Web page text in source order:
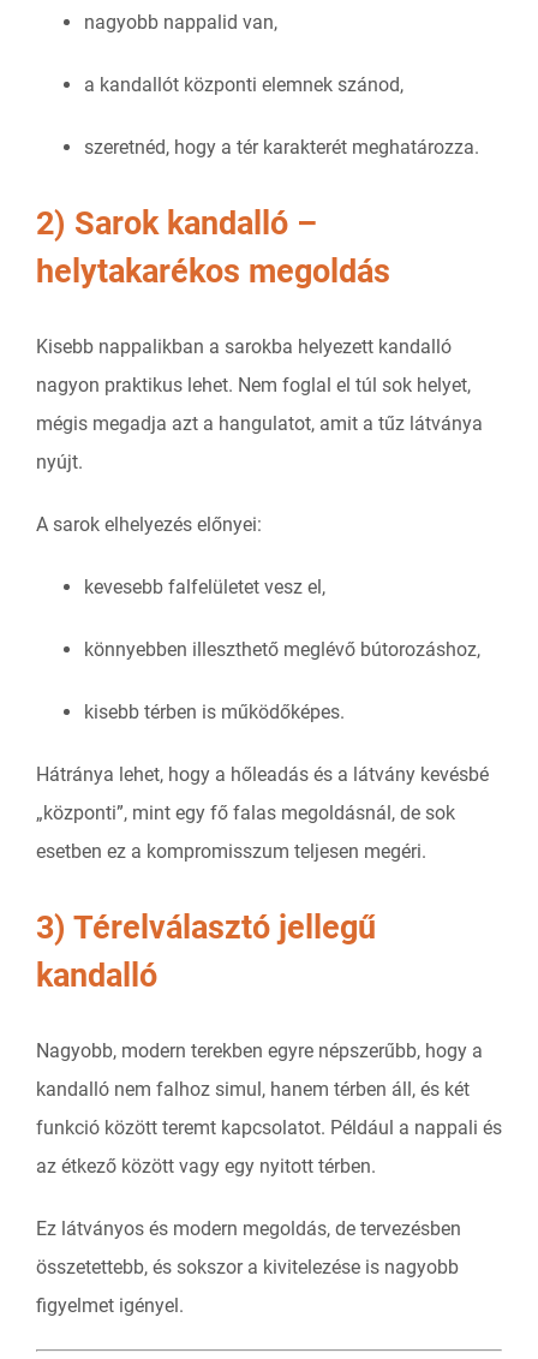
nagyobb nappalid van,
a kandallót központi elemnek szánod,
szeretnéd, hogy a tér karakterét meghatározza.
2) Sarok kandalló –
helytakarékos megoldás
Kisebb nappalikban a sarokba helyezett kandalló
nagyon praktikus lehet. Nem foglal el túl sok helyet,
mégis megadja azt a hangulatot, amit a tűz látványa
nyújt.
A sarok elhelyezés előnyei:
kevesebb falfelületet vesz el,
könnyebben illeszthető meglévő bútorozáshoz,
kisebb térben is működőképes.
Hátránya lehet, hogy a hőleadás és a látvány kevésbé
„központi”, mint egy fő falas megoldásnál, de sok
esetben ez a kompromisszum teljesen megéri.
3) Térelválasztó jellegű
kandalló
Nagyobb, modern terekben egyre népszerűbb, hogy a
kandalló nem falhoz simul, hanem térben áll, és két
funkció között teremt kapcsolatot. Például a nappali és
az étkező között vagy egy nyitott térben.
Ez látványos és modern megoldás, de tervezésben
összetettebb, és sokszor a kivitelezése is nagyobb
figyelmet igényel.